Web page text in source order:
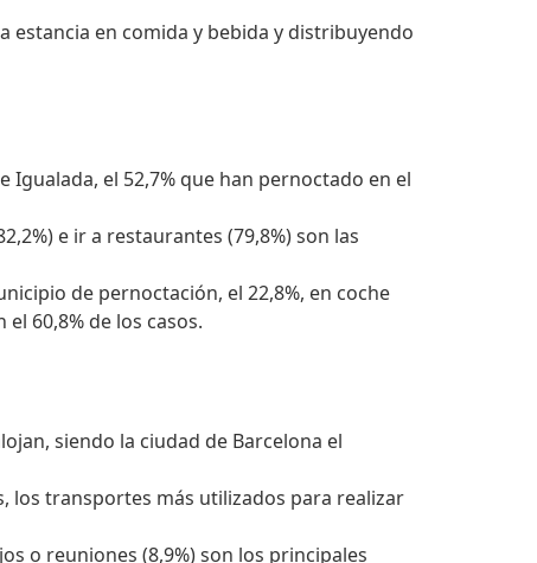
estancia en comida y bebida y distribuyendo
Igualada, el 52,7% que han pernoctado en el
e ir a restaurantes (79,8%) son las
de pernoctación, el 22,8%, en coche
60,8% de los casos.
siendo la ciudad de Barcelona el
los transportes más utilizados para realizar
o reuniones (8,9%) son los principales